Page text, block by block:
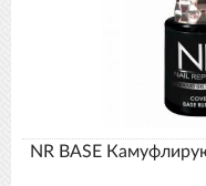
NR BASE